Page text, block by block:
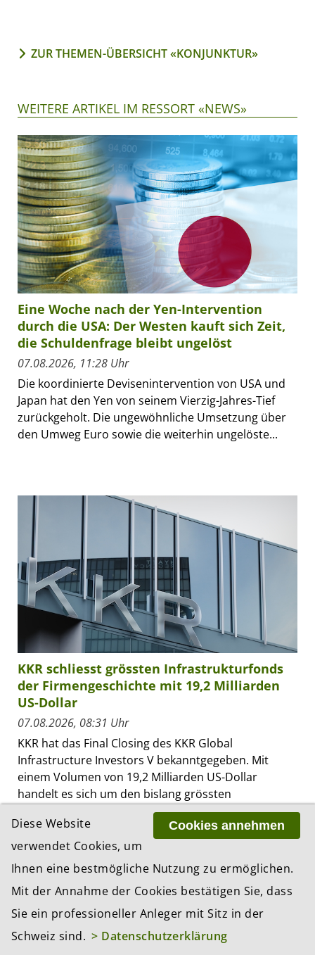
ZUR THEMEN-ÜBERSICHT «KONJUNKTUR»
WEITERE ARTIKEL IM RESSORT «NEWS»
Eine Woche nach der Yen-Intervention
durch die USA: Der Westen kauft sich Zeit,
die Schuldenfrage bleibt ungelöst
07.08.2026, 11:28 Uhr
Die koordinierte Devisenintervention von USA und
Japan hat den Yen von seinem Vierzig-Jahres-Tief
zurückgeholt. Die ungewöhnliche Umsetzung über
den Umweg Euro sowie die weiterhin ungelöste...
KKR schliesst grössten Infrastrukturfonds
der Firmengeschichte mit 19,2 Milliarden
US-Dollar
07.08.2026, 08:31 Uhr
KKR hat das Final Closing des KKR Global
Infrastructure Investors V bekanntgegeben. Mit
einem Volumen von 19,2 Milliarden US-Dollar
handelt es sich um den bislang grössten
ZUR RESSORT-ÜBERSICHT «NEWS»
MEISTGELESEN IN...
Cookies annehmen
Diese Website
verwendet Cookies, um
Ihnen eine bestmögliche Nutzung zu ermöglichen.
Mit der Annahme der Cookies bestätigen Sie, dass
Sie ein professioneller Anleger mit Sitz in der
Schweiz sind. > Datenschutzerklärung